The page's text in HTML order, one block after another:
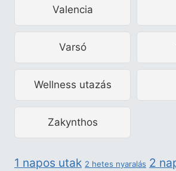
Valencia
Varsó
Wellness utazás
Zakynthos
1 napos utak 2 hetes nyaralás 2